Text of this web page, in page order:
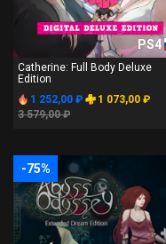
PS4
Catherine: Full Body Deluxe
Edition
1 252,00 ₽
1 073,00 ₽
3 579,00 ₽
-75%